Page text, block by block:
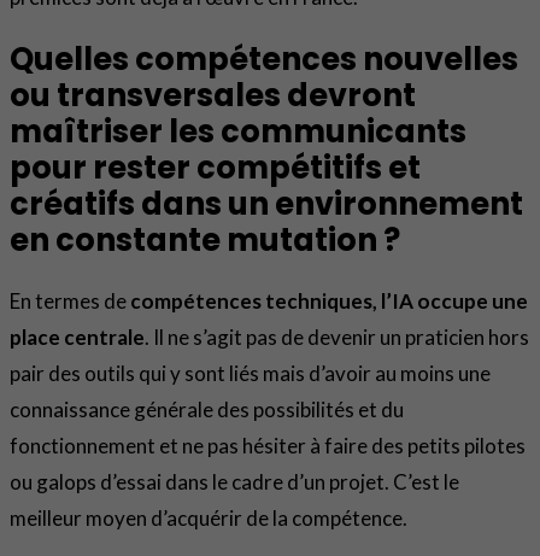
Quelles compétences nouvelles
ou transversales devront
maîtriser les communicants
pour rester compétitifs et
créatifs dans un environnement
en constante mutation ?
En termes decompétences techniques, l’IA occupe une
place centrale. Il ne s’agit pas de devenir un praticien hors
pair des outils qui y sont liés mais d’avoir au moins une
connaissance générale des possibilités et du
fonctionnement et ne pas hésiter à faire des petits pilotes
ou galops d’essai dans le cadre d’un projet. C’est le
meilleur moyen d’acquérir de la compétence.